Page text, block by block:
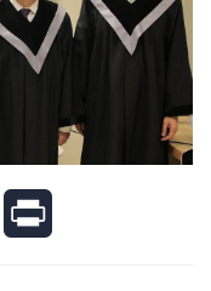
Print